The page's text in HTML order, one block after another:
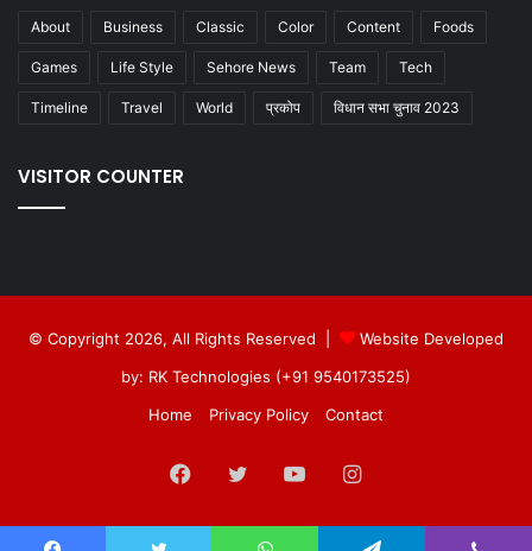
About Business Classic Color Content Foods
Games Life Style Sehore News Team Tech
Timeline Travel World प्रकोप विधान सभा चुनाव 2023
VISITOR COUNTER
© Copyright 2026, All Rights Reserved |
Website Developed
by: RK Technologies (+91 9540173525)
Home
Privacy Policy Contact
Facebook
Twitter YouTubeInstagram